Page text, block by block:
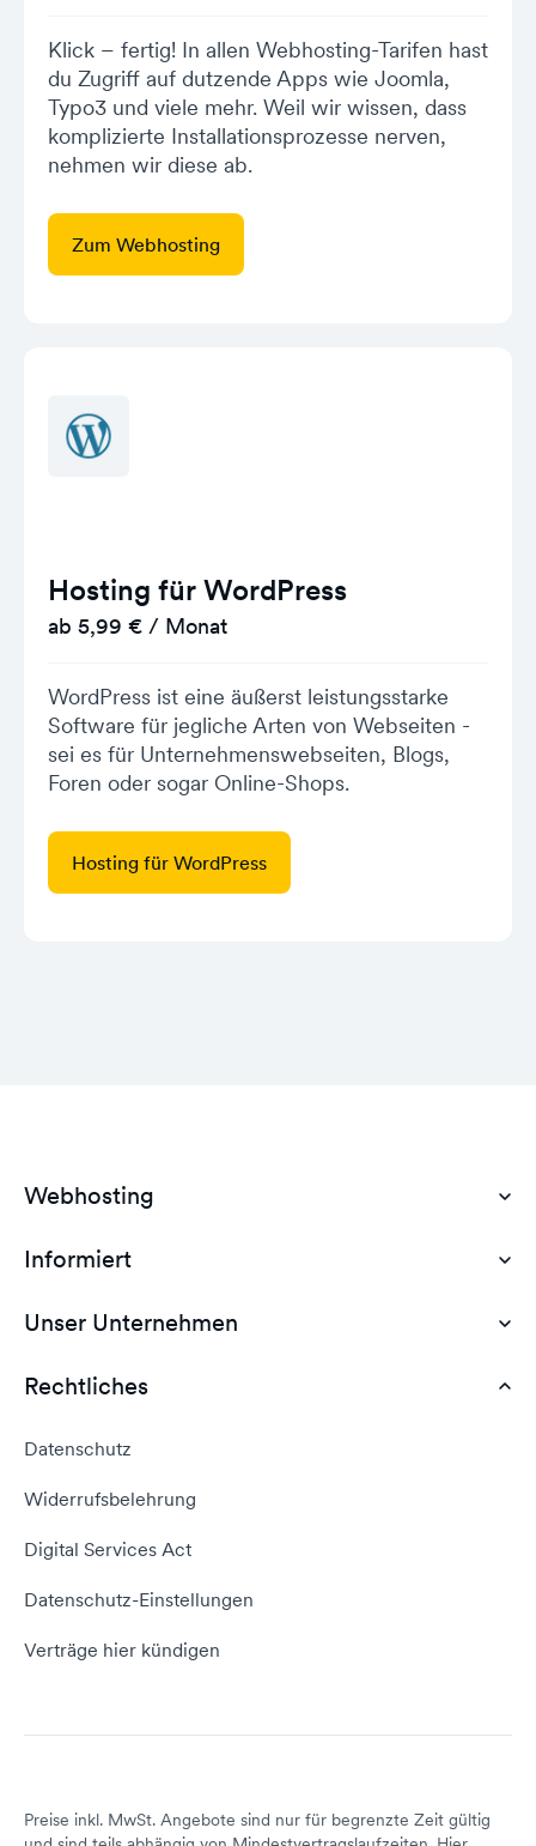
Klick – fertig! In allen Webhosting-Tarifen hast
du Zugriff auf dutzende Apps wie Joomla,
Typo3 und viele mehr. Weil wir wissen, dass
komplizierte Installationsprozesse nerven,
nehmen wir diese ab.
Zum Webhosting
Hosting für WordPress
ab 5,99 € / Monat
WordPress ist eine äußerst leistungsstarke
Software für jegliche Arten von Webseiten -
sei es für Unternehmenswebseiten, Blogs,
Foren oder sogar Online-Shops.
Hosting für WordPress
Webhosting
Domain Hosting
Günstiges Webhosting
Domain umziehen
E-Mail-Domain
Server Hosting
Informiert
Dokumente
WordPress Tutorial
Unser Unternehmen
AGB
Kontakt aufnehmen
Empfehlungsprogramm
Domain Reseller
Status dogado.de
Rechtliches
Datenschutz
Widerrufsbelehrung
Digital Services Act
Datenschutz-Einstellungen
Verträge hier kündigen
Preise inkl. MwSt. Angebote sind nur für begrenzte Zeit gültig